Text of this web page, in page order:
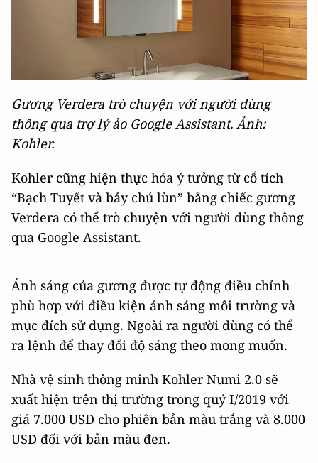
Gương Verdera trò chuyện với người dùng
thông qua trợ lý ảo Google Assistant. Ảnh:
Kohler.
Kohler cũng hiện thực hóa ý tưởng từ cổ tích
“Bạch Tuyết và bảy chú lùn” bằng chiếc gương
Verdera có thể trò chuyện với người dùng thông
qua Google Assistant.
Ánh sáng của gương được tự động điều chỉnh
phù hợp với điều kiện ánh sáng môi trường và
mục đích sử dụng. Ngoài ra người dùng có thể
ra lệnh để thay đổi độ sáng theo mong muốn.
Nhà vệ sinh thông minh Kohler Numi 2.0 sẽ
xuất hiện trên thị trường trong quý I/2019 với
giá 7.000 USD cho phiên bản màu trắng và 8.000
USD đối với bản màu đen.